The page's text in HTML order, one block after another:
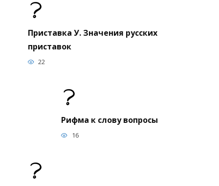
Приставка У. Значения русских
приставок
22
Рифма к слову вопросы
16